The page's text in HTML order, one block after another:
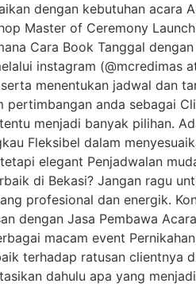
dengan kebutuhan acara
Master of Ceremony
Cara Book Tanggal
instagram (@mcredimas
menentukan jadwal dan
pertimbangan anda sebagai
menjadi banyak pilihan.
Fleksibel dalam
elegant Penjadwalan
di Bekasi? Jangan ragu
profesional dan energik.
dengan Jasa Pembawa
macam event
terhadap ratusan clientnya
dahulu apa yang